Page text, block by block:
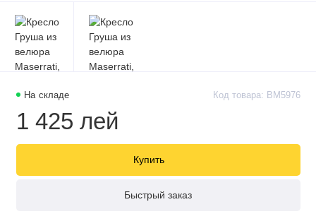
На складе Код товара: BM5976
1 425 лей
Купить
Быстрый заказ